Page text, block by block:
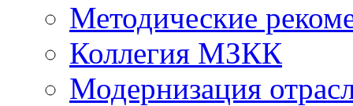
Методические
Коллегия МЗКК
Модернизация